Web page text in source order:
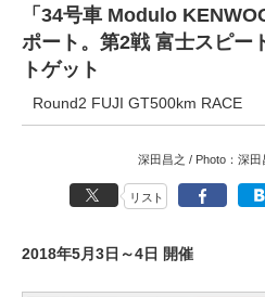
「34号車 Modulo
ポート。第2戦 富士スピー
トゲット
Round2 FUJI GT500km RACE
深田昌之
Photo：深田
リスト
2018年5月3日～4日 開催